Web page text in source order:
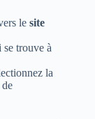
le site
trouve à
la